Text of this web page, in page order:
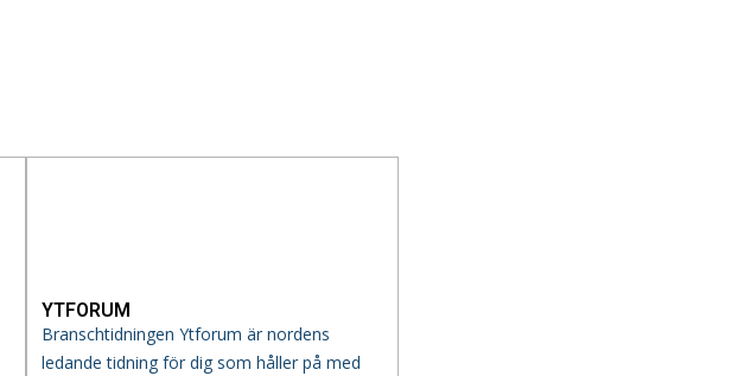
YTFORUM
Branschtidningen Ytforum är nordens
ledande tidning för dig som håller på med